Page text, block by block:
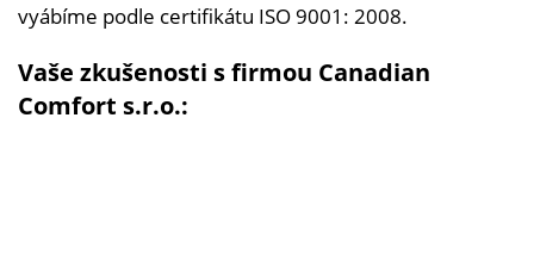
vyábíme podle certifikátu ISO 9001: 2008.
Vaše zkušenosti s firmou Canadian
Comfort s.r.o.: